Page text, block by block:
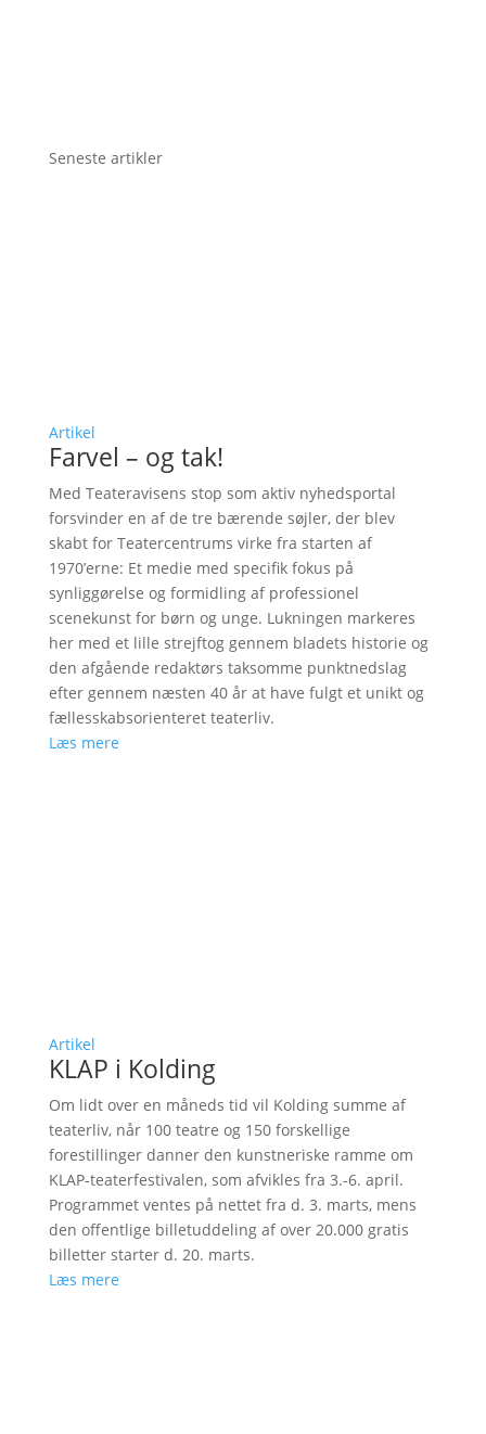
Seneste artikler
Artikel
Farvel – og tak!
Med Teateravisens stop som aktiv nyhedsportal
forsvinder en af de tre bærende søjler, der blev
skabt for Teatercentrums virke fra starten af
1970’erne: Et medie med specifik fokus på
synliggørelse og formidling af professionel
scenekunst for børn og unge. Lukningen markeres
her med et lille strejftog gennem bladets historie og
den afgående redaktørs taksomme punktnedslag
efter gennem næsten 40 år at have fulgt et unikt og
fællesskabsorienteret teaterliv.
Læs mere
Artikel
KLAP i Kolding
Om lidt over en måneds tid vil Kolding summe af
teaterliv, når 100 teatre og 150 forskellige
forestillinger danner den kunstneriske ramme om
KLAP-teaterfestivalen, som afvikles fra 3.-6. april.
Programmet ventes på nettet fra d. 3. marts, mens
den offentlige billetuddeling af over 20.000 gratis
billetter starter d. 20. marts.
Læs mere